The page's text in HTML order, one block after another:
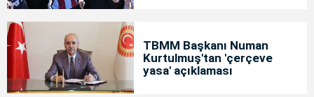
TBMM Başkanı Numan
Kurtulmuş'tan 'çerçeve
yasa' açıklaması